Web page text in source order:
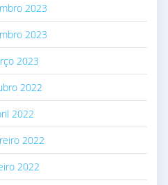
2023
2023
2023
2022
2022
2022
2022